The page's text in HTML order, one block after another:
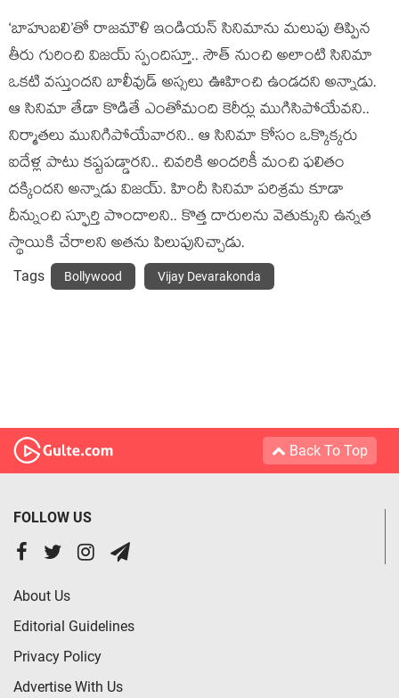
‘బాహుబలి’తో రాజమౌళి ఇండియన్ సినిమాను మలుపు తిప్పిన
తీరు గురించి విజయ్ స్పందిస్తూ.. సౌత్ నుంచి అలాంటి సినిమా
ఒకటి వస్తుందని బాలీవుడ్ అస్సలు ఊహించి ఉండదని అన్నాడు.
ఆ సినిమా తేడా కొడితే ఎంతోమంది కెరీర్లు ముగిసిపోయేవని..
నిర్మాతలు మునిగిపోయేవారని.. ఆ సినిమా కోసం ఒక్కొక్కరు
ఐదేళ్ల పాటు కష్టపడ్డారని.. చివరికి అందరికీ మంచి ఫలితం
దక్కిందని అన్నాడు విజయ్. హిందీ సినిమా పరిశ్రమ కూడా
దీన్నుంచి స్ఫూర్తి పొందాలని.. కొత్త దారులను వెతుక్కుని ఉన్నత
స్థాయికి చేరాలని అతను పిలుపునిచ్చాడు.
Tags Bollywood Vijay Devarakonda
Back To Top
FOLLOW US
About Us
Editorial Guidelines
Privacy Policy
Advertise With Us